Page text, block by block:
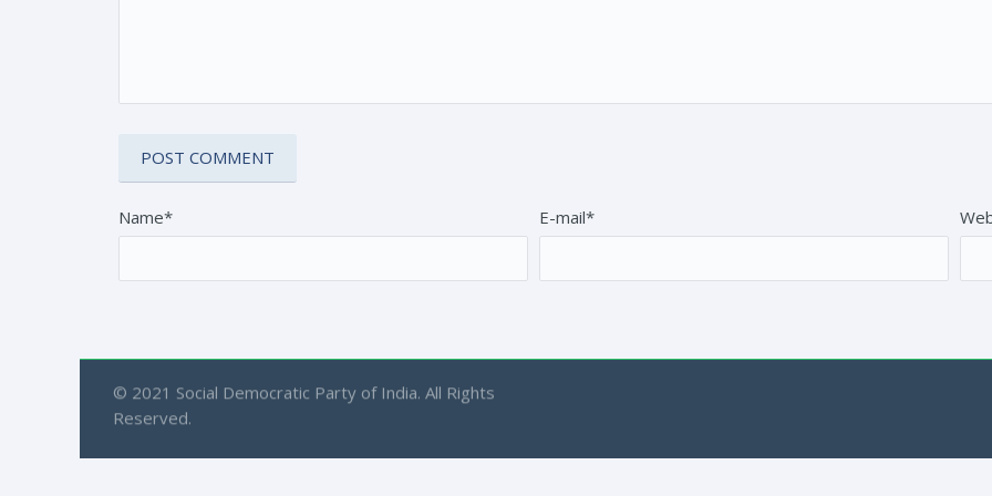
Name* E-mail*
© 2021 Social Democratic Party of India. All Rights
Reserved.